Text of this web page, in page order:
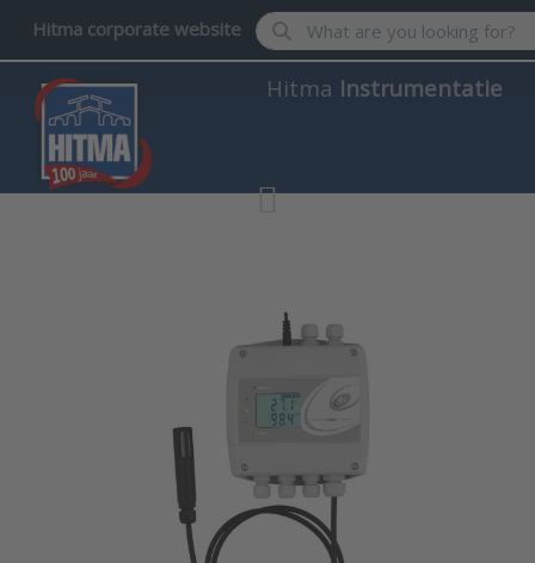
Hitma corporate website Enter a search term. Results
Hitma Instrumentatie